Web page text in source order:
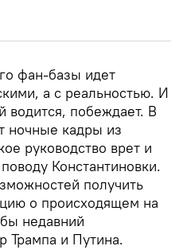
фан-базы идет
а с реальностью. И
водится, побеждает. В
ночные кадры из
руководство врет и
Константиновки.
получить
о происходящем на
недавний
Трампа и Путина.